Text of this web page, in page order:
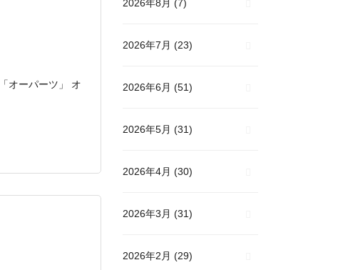
オーパーツ」 オ
2026年8月 (7)
2026年7月 (23)
2026年6月 (51)
2026年5月 (31)
2026年4月 (30)
2026年3月 (31)
2026年2月 (29)